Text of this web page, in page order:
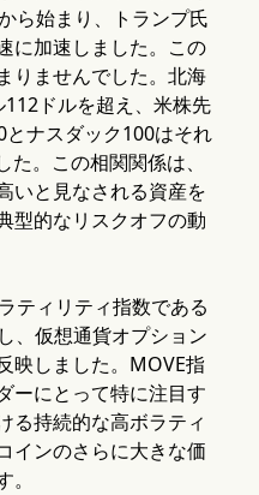
ら始まり、トランプ氏
に加速しました。この
りませんでした。北海
ドルを超え、米株先
ナスダック100はそれ
。この相関関係は、
いと見なされる資産を
型的なリスクオフの動
ティリティ指数である
、仮想通貨オプション
映しました。MOVE指
ーにとって特に注目す
る持続的な高ボラティ
インのさらに大きな価